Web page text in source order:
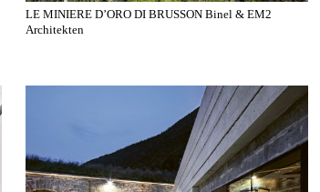
LE MINIERE D’ORO DI BRUSSON Binel & EM2
Architekten